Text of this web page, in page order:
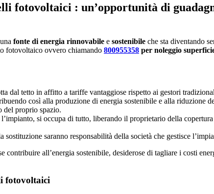
fotovoltaici : un’opportunità di
fonte di energia rinnovabile e sostenibile che sta diventando
fotovoltaico ovvero chiamando 800955358 per noleggio
dal tetto in affitto a tariffe vantaggiose rispetto ai gestori
così alla produzione di energia sostenibile e alla riduzione
del proprio spazio.
si occupa di tutto, liberando il proprietario della
saranno responsabilità della società che gestisce
contribuire all’energia sostenibile, desiderose di tagliare i costi
fotovoltaici